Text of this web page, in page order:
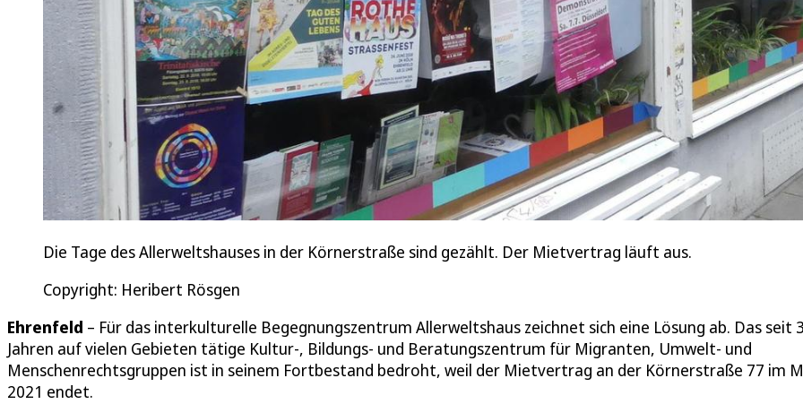
Die Tage des Allerweltshauses in der Körnerstraße sind gezählt. Der Mietvertrag läuft aus.
Copyright: Heribert Rösgen
Ehrenfeld – Für das interkulturelle Begegnungszentrum Allerweltshaus zeichnet sich eine Lösung ab. Das seit
Jahren auf vielen Gebieten tätige Kultur-, Bildungs- und Beratungszentrum für Migranten, Umwelt- und
Menschenrechtsgruppen ist in seinem Fortbestand bedroht, weil der Mietvertrag an der Körnerstraße 77 im
2021 endet.